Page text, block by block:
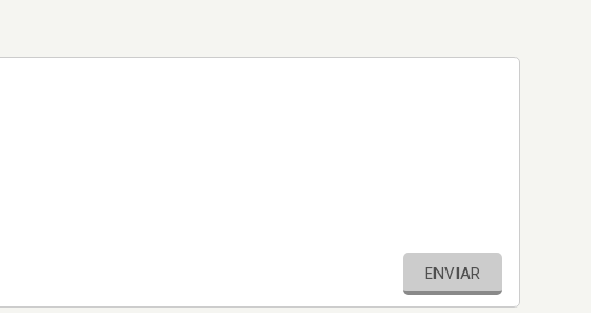
ENVIAR